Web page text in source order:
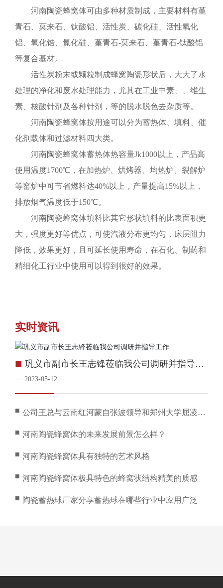
河南陶瓷蜂窝体可由多种材质制成，主要材料有堇
青石、莫来石、钛酸铝、活性炭、碳化硅、活性氧化
铝、氧化锆、氮化硅、堇青石-莫来石、堇青石-钛酸铝
等复合基材。
活性炭粉末或颗粒制成蜂窝陶瓷形状后，大大了水
处理的净化和废水处理能力，尤其在工业中素、、维生
素、核酸针剂及各种针剂，等的脱水脱色去杂质等。
河南陶瓷蜂窝体按用途可以分为蓄热体、填料、催
化剂载体和过滤材料四大类。
河南陶瓷蜂窝体蓄热体热容量Jk1000以上，产品高
使用温度1700℃，在加热炉、烘烤器、均热炉、裂解炉
等窑炉中可节省燃料达40%以上，产量提高15%以上，
排放烟气温度低于150℃。
河南陶瓷蜂窝体填料比其它形状填料的比表面积更
大，强度更好等优点，可使汽液分布更均匀，床层阻力
降低，效果更好，且可延长使用寿命，在石化、制药和
精细化工行业中使用可以得到很好的效果。
实时资讯
■ 巩义市副市长王志锋莅临我公司调研并指导工
作
— 2023-05-12
■ 公司王总与云南红河蒙自张波领导和郑州大学屈凌波
■ 河南陶瓷蜂窝体的未来发展前景怎么样？
■ 河南陶瓷蜂窝体具有独特的艺术风格
■ 河南陶瓷蜂窝体极具特色的蜂窝状结构精美的质感
■ 陶瓷蓄热球厂家分享蓄热球在哪些行业中应用广泛